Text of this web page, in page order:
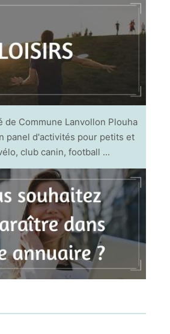
de Commune Lanvollon Plouha
panel d'activités pour petits et
club canin, football ...